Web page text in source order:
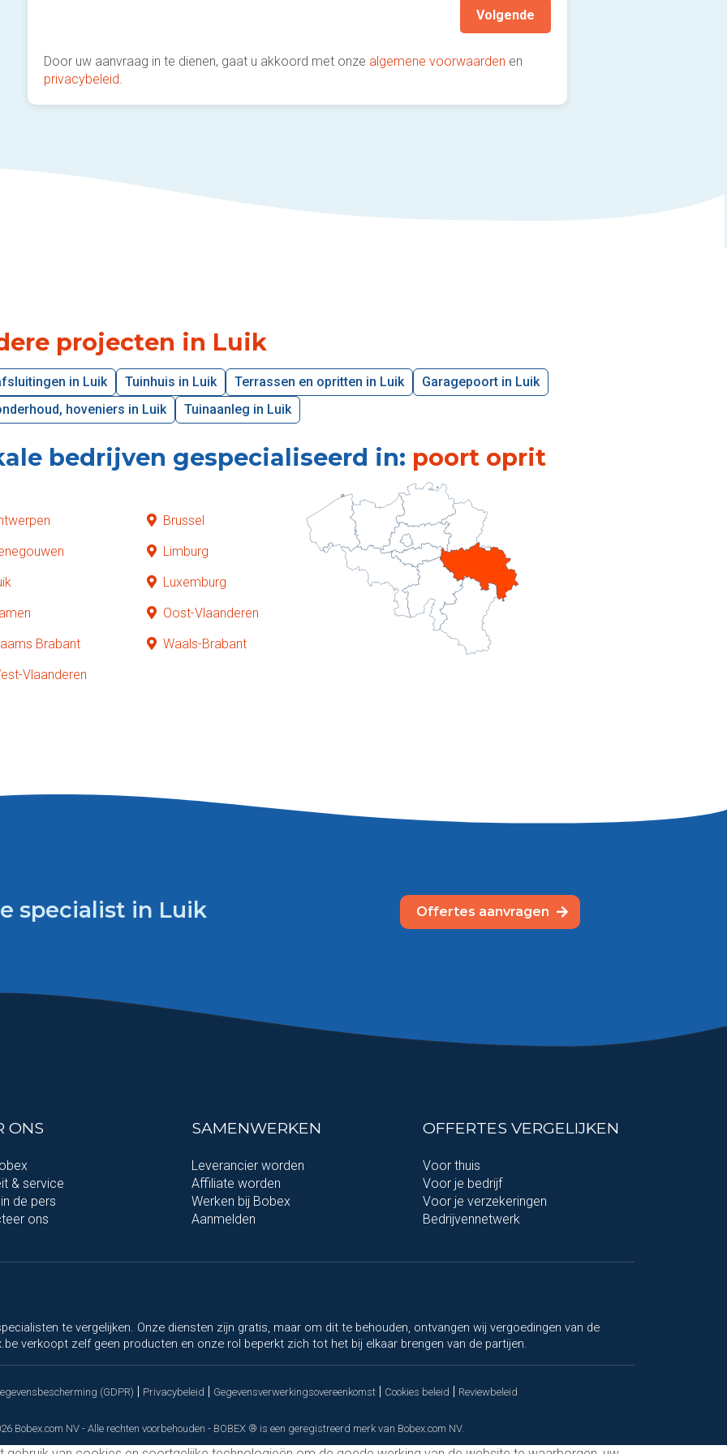
Volgende
Door uw aanvraag in te dienen, gaat u akkoord met onze algemene voorwaarden en
privacybeleid.
projecten in Luik
in Luik Tuinhuis in Luik Terrassen en opritten in Luik
Garagepoort in Luik
hoveniers in Luik
Tuinaanleg in Luik
bedrijven gespecialiseerd in: poort oprit
Brussel
Limburg
Luxemburg
Oost-Vlaanderen
Brabant
Waals-Brabant
Vlaanderen
specialist in Luik Offertes aanvragen
ONS
& service
de pers
ons
SAMENWERKEN
Leverancier worden
Affiliate worden
Werken bij Bobex
Aanmelden
OFFERTES VERGELIJKEN
Voor thuis
Voor je bedrijf
Voor je verzekeringen
Bedrijvennetwerk
te vergelijken. Onze diensten zijn gratis, maar om dit te behouden, ontvangen wij vergoedingen van de
verkoopt zelf geen producten en onze rol beperkt zich tot het bij elkaar brengen van de partijen.
(GDPR) Privacybeleid Gegevensverwerkingsovereenkomst Cookies beleid Reviewbeleid
Bobex.com NV - Alle rechten voorbehouden - BOBEX ® is een geregistreerd merk van Bobex.com NV.